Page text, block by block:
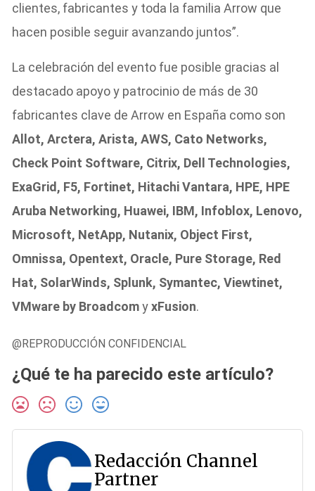
clientes, fabricantes y toda la familia Arrow que
hacen posible seguir avanzando juntos”.
La celebración del evento fue posible gracias al
destacado apoyo y patrocinio de más de 30
fabricantes clave de Arrow en España como son
Allot, Arctera, Arista, AWS, Cato Networks,
Check Point Software, Citrix, Dell Technologies,
ExaGrid, F5, Fortinet, Hitachi Vantara, HPE, HPE
Aruba Networking, Huawei, IBM, Infoblox, Lenovo,
Microsoft, NetApp, Nutanix, Object First,
Omnissa, Opentext, Oracle, Pure Storage, Red
Hat, SolarWinds, Splunk, Symantec, Viewtinet,
VMware by BroadcomyxFusion.
@REPRODUCCIÓN CONFIDENCIAL
¿Qué te ha parecido este artículo?
Redacción Channel
Partner